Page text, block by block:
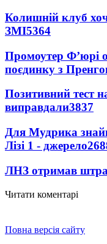
Колишній клуб
ЗМІ5364
Промоутер Ф’юрі
поєдинку з
Позитивний тест
виправдали3837
Для Мудрика
Лізі 1 - джерело
ЛНЗ отримав
Читати коментарі
Повна версія сайту